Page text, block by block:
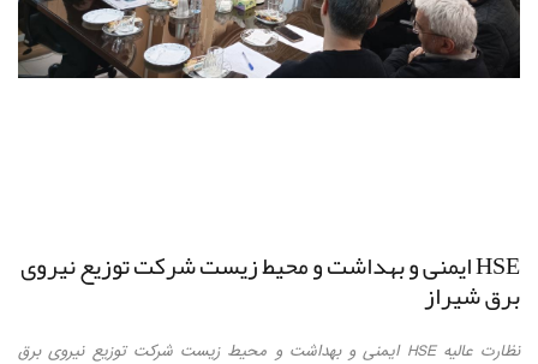
HSE ایمنی و بهداشت و محیط زیست شرکت توزیع نیروی
برق شیراز
نظارت عالیه HSE ایمنی و بهداشت و محیط زیست شرکت توزیع نیروی برق